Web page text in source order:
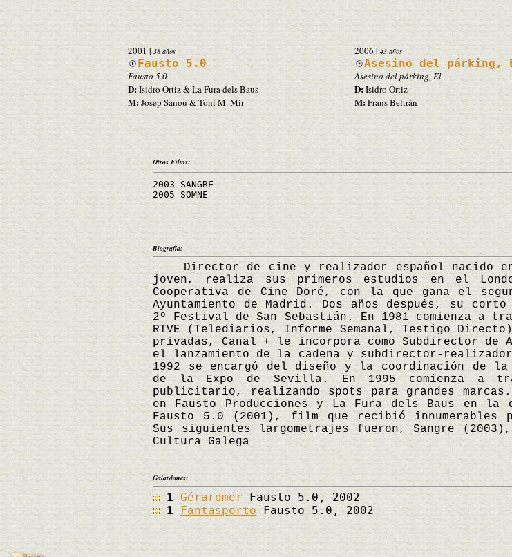
2001 | 38 años
Fausto 5.0
Fausto 5.0
D:Isidro Ortiz & La Fura dels Baus
M:Josep Sanou & Toni M. Mir
2006| 43 años
Asesino del párking,
Asesino del párking, El
D:Isidro Ortiz
M:Frans Beltrán
Otros Films:
2003 SANGRE
2005 SOMNE
Biografía:
Director de cine y realizador español nacido en
joven, realiza sus primeros estudios en el
Cooperativa de Cine Doré, con la que gana el
Ayuntamiento de Madrid. Dos años después, su
2º Festival de San Sebastián. En 1981 comienza a
RTVE (Telediarios, Informe Semanal, Testigo
privadas, Canal + le incorpora como Subdirector de
el lanzamiento de la cadena y subdirector-
1992 se encargó del diseño y la coordinación de
de la Expo de Sevilla. En 1995 comienza a
publicitario, realizando spots para grandes
en Fausto Producciones y La Fura dels Baus en
Fausto 5.0 (2001), film que recibió innumerables
Sus siguientes largometrajes fueron, Sangre
Cultura Galega
Galardones:
1Gérardmer Fausto 5.0, 2002
1 Fantasporto Fausto 5.0, 2002